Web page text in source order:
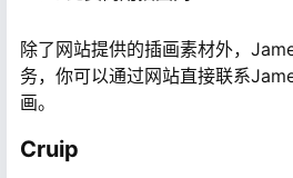
除了网站提供的插画素材外，
务，你可以通过网站直接联系
画。
Cruip